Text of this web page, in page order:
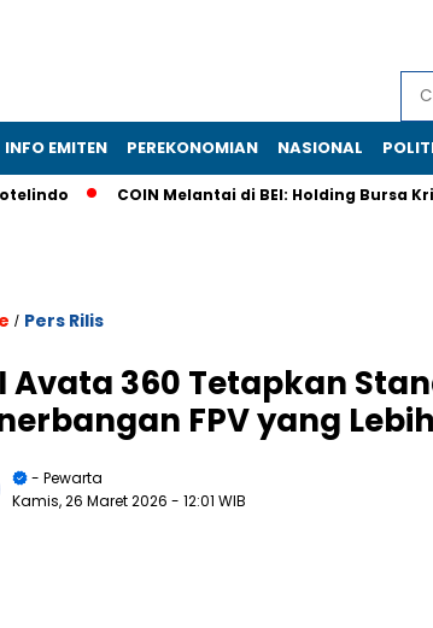
INFO EMITEN PEREKONOMIAN NASIONAL
COIN Melantai di BEI: Holding Bursa Kripto
/ Pers Rilis
Avata 360 Tetapkan
FPV yang
- Pewarta
Kamis, 26 Maret 2026 - 12:01 WIB